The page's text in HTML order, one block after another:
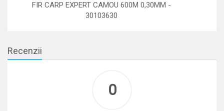
FIR CARP EXPERT CAMOU 600M 0,30MM -
30103630
Adauga in cos
Recenzii
0